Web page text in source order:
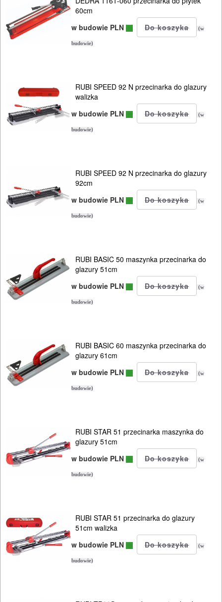
PILARKI-
KOSIARKI-
KOSY
60cm
w budowie PLN
(w
budowie)
RUBI SPEED 92 N przecinarka do glazury
walizka
w budowie PLN
(w
budowie)
RUBI SPEED 92 N przecinarka do glazury
92cm
w budowie PLN
(w
budowie)
RUBI BASIC 50 maszynka przecinarka do
glazury 51cm
w budowie PLN
(w
budowie)
RUBI BASIC 60 maszynka przecinarka do
glazury 61cm
w budowie PLN
(w
budowie)
RUBI STAR 51 przecinarka maszynka do
glazury 51cm
w budowie PLN
(w
budowie)
RUBI STAR 51 przecinarka do glazury
51cm walizka
w budowie PLN
(w
budowie)